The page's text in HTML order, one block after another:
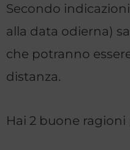
Secondo
alla data odierna)
che potranno
distanza.
Hai 2 buone ragioni